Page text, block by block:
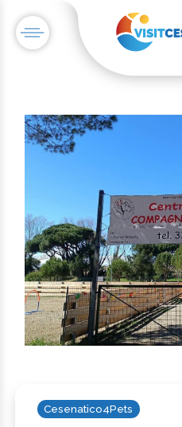
Cesenatico4Pets